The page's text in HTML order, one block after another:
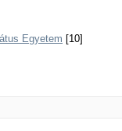
Egyetem [10]